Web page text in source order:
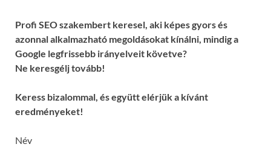
Profi SEO szakembert keresel, aki képes gyors és
azonnal alkalmazható megoldásokat kínálni, mindig a
Google legfrissebb irányelveit követve?
Ne keresgélj tovább!
Keress bizalommal, és együtt elérjük a kívánt
eredményeket!
Név